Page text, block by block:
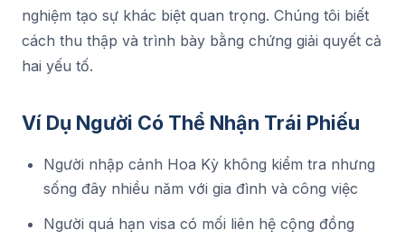
nghiệm tạo sự khác biệt quan trọng. Chúng tôi biết
cách thu thập và trình bày bằng chứng giải quyết cả
hai yếu tố.
Ví Dụ Người Có Thể Nhận Trái Phiếu
Người nhập cảnh Hoa Kỳ không kiểm tra nhưng
sống đây nhiều năm với gia đình và công việc
Người quá hạn visa có mối liên hệ cộng đồng